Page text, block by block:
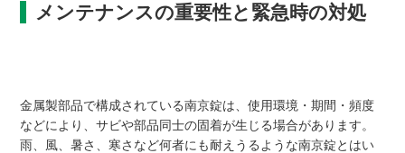
メンテナンスの重要性と緊急時の対処
金属製部品で構成されている南京錠は、使用環境・期間・頻度
などにより、サビや部品同士の固着が生じる場合があります。
雨、風、暑さ、寒さなど何者にも耐えうるような南京錠とはい